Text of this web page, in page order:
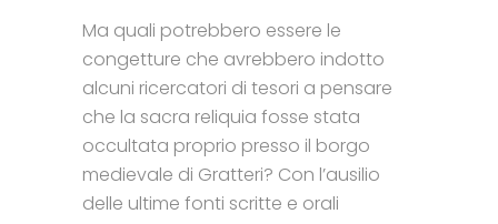
Ma quali potrebbero essere le
congetture che avrebbero indotto
alcuni ricercatori di tesori a pensare
che la sacra reliquia fosse stata
occultata proprio presso il borgo
medievale di Gratteri? Con l’ausilio
delle ultime fonti scritte e orali